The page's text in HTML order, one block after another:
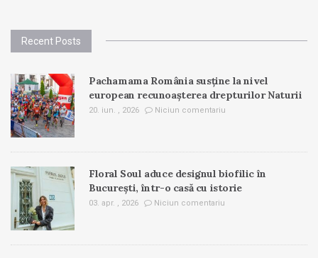
Recent Posts
Pachamama România susține la nivel
european recunoașterea drepturilor Naturii
20. iun. , 2026 Niciun comentariu
Floral Soul aduce designul biofilic în
București, într-o casă cu istorie
03. apr. , 2026 Niciun comentariu